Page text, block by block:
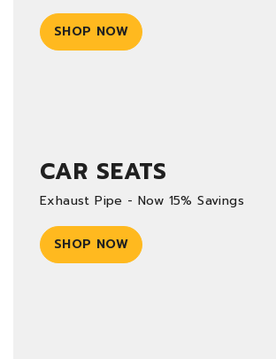
SHOP NOW
CAR SEATS
Exhaust Pipe - Now 15% Savings
SHOP NOW